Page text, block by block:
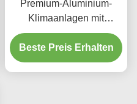
Premium-Aluminium-
Klimaanlagen mit
dekorativen
Schutzschirmen
Beste Preis Erhalten